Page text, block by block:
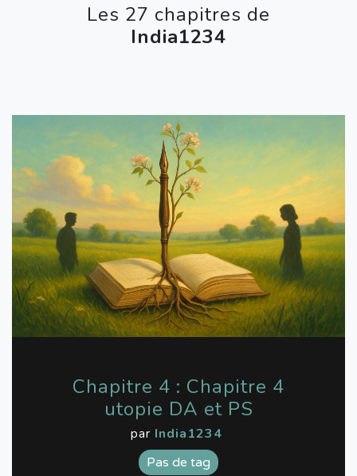
Les 27 chapitres de
India1234
Chapitre 4 : Chapitre 4
utopie DA et PS
par India1234
Pas de tag